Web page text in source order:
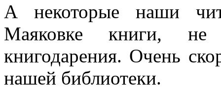
А некоторые наши
Маяковке книги, не
книгодарения. Очень
нашей библиотеки.